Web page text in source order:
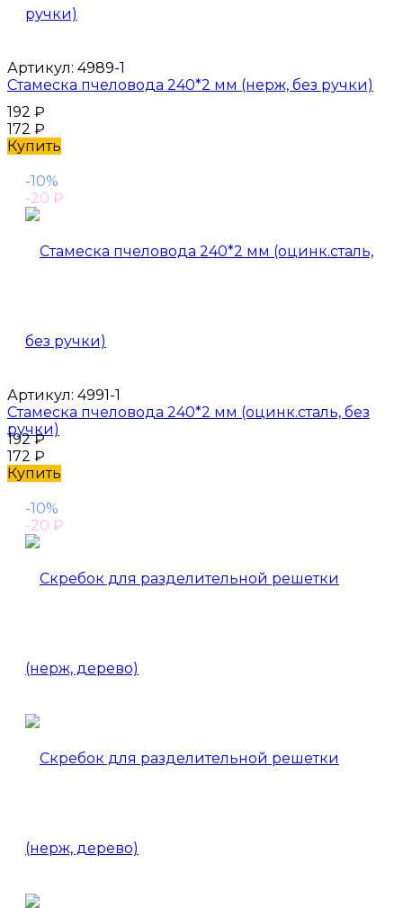
Артикул: 4989-1
Стамеска пчеловода 240*2 мм (нерж, без ручки)
192 ₽
172 ₽
Купить
-10%
-20 ₽
Артикул: 4991-1
Стамеска пчеловода 240*2 мм (оцинк.сталь, без
ручки)
192₽
172 ₽
Купить
-10%
-20 ₽